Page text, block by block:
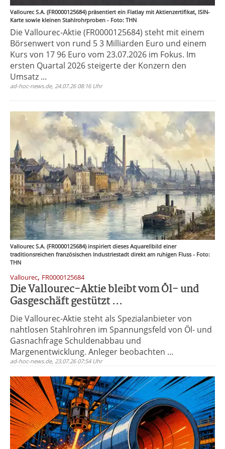
Vallourec S.A. (FR0000125684) präsentiert ein Flatlay mit Aktienzertifikat, ISIN-
Karte sowie kleinen Stahlrohrproben - Foto: THN
Die Vallourec-Aktie (FR0000125684) steht mit einem
Börsenwert von rund 5 3 Milliarden Euro und einem
Kurs von 17 96 Euro vom 23.07.2026 im Fokus. Im
ersten Quartal 2026 steigerte der Konzern den
Umsatz ...
ad-hoc-news.de, 24.07.26 08:16 Uhr
Vallourec S.A. (FR0000125684) inspiriert dieses Aquarellbild einer
traditionsreichen französischen Industriestadt direkt am ruhigen Fluss - Foto:
THN
Vallourec, FR0000125684
Die Vallourec-Aktie bleibt vom Öl- und
Gasgeschäft gestützt ...
Die Vallourec-Aktie steht als Spezialanbieter von
nahtlosen Stahlrohren im Spannungsfeld von Öl- und
Gasnachfrage Schuldenabbau und
Margenentwicklung. Anleger beobachten ...
ad-hoc-news.de, 23.07.26 07:54 Uhr